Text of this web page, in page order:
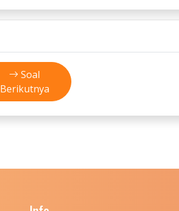
Soal
Berikutnya